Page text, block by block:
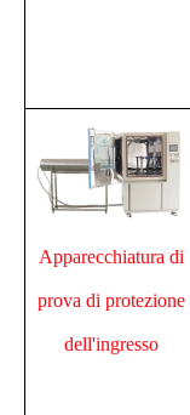
Apparecchiatura di
prova di protezione
dell'ingresso